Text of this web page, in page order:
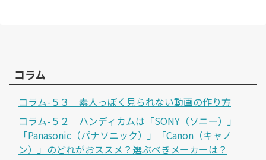
コラム
コラム-５３ 素人っぽく見られない動画の作り方
コラム-５２ ハンディカムは「SONY（ソニー）」
「Panasonic（パナソニック）」「Canon（キャノ
ン）」のどれがおススメ？選ぶべきメーカーは？